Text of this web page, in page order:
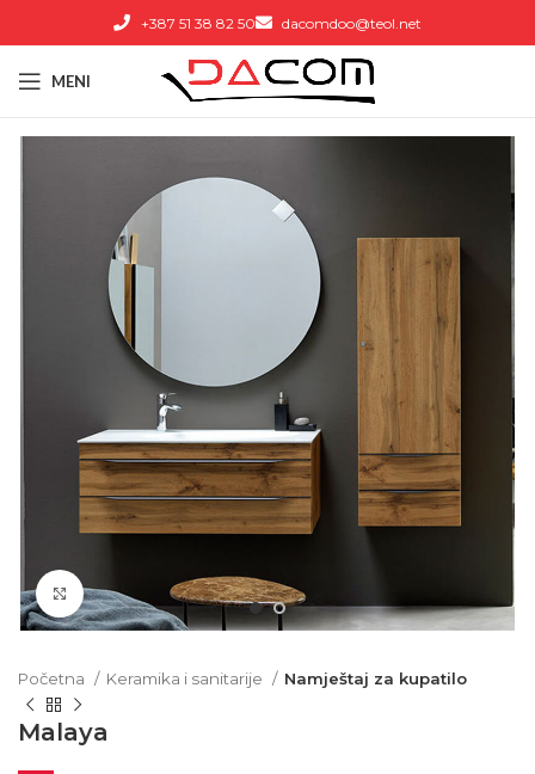
+387 51 38 82 50 dacomdoo@teol.net
MENI
Click to enlarge
Početna Keramika i sanitarije Namještaj za kupatilo
Malaya